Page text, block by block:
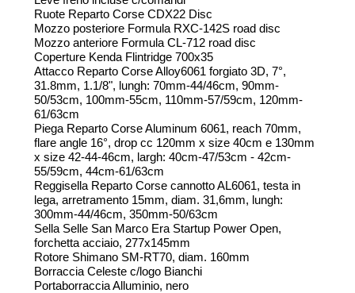
Ruote Reparto Corse CDX22 Disc
Mozzo posteriore Formula RXC-142S road disc
Mozzo anteriore Formula CL-712 road disc
Coperture Kenda Flintridge 700x35
Attacco Reparto Corse Alloy6061 forgiato 3D, 7°,
31.8mm, 1.1/8", lungh: 70mm-44/46cm, 90mm-
50/53cm, 100mm-55cm, 110mm-57/59cm, 120mm-
61/63cm
Piega Reparto Corse Aluminum 6061, reach 70mm,
flare angle 16°, drop cc 120mm x size 40cm e 130mm
x size 42-44-46cm, largh: 40cm-47/53cm - 42cm-
55/59cm, 44cm-61/63cm
Reggisella Reparto Corse cannotto AL6061, testa in
lega, arretramento 15mm, diam. 31,6mm, lungh:
300mm-44/46cm, 350mm-50/63cm
Sella Selle San Marco Era Startup Power Open,
forchetta acciaio, 277x145mm
Rotore Shimano SM-RT70, diam. 160mm
Borraccia Celeste c/logo Bianchi
Portaborraccia Alluminio, nero